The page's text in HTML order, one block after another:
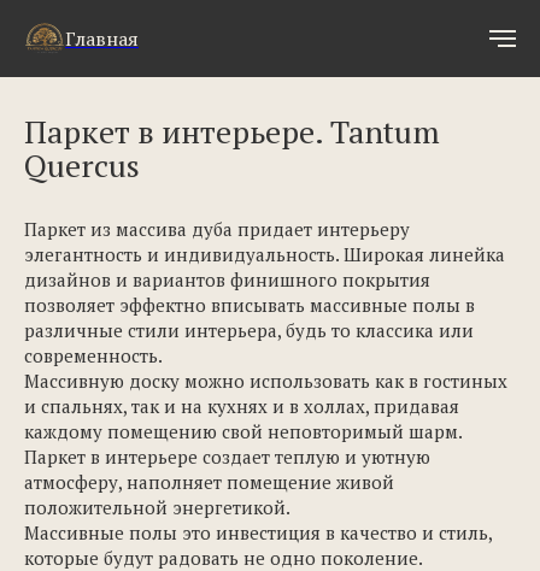
Главная
Паркет в интерьере. Tantum
Quercus
Паркет из массива дуба придает интерьеру
элегантность и индивидуальность. Широкая линейка
дизайнов и вариантов финишного покрытия
позволяет эффектно вписывать массивные полы в
различные стили интерьера, будь то классика или
современность.
Массивную доску можно использовать как в гостиных
и спальнях, так и на кухнях и в холлах, придавая
каждому помещению свой неповторимый шарм.
Паркет в интерьере создает теплую и уютную
атмосферу, наполняет помещение живой
положительной энергетикой.
Массивные полы это инвестиция в качество и стиль,
которые будут радовать не одно поколение.